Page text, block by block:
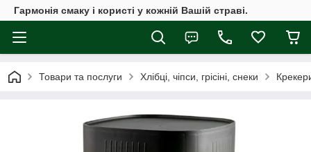
Гармонія смаку і користі у кожній Вашій страві.
Товари та послуги Хлібці, чіпси, грісіні, снеки